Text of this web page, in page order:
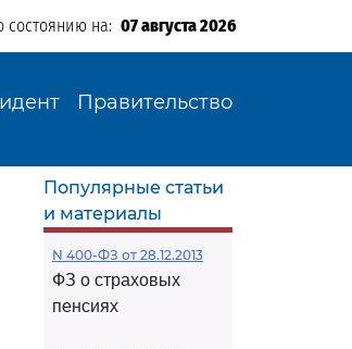
состоянию на: 07 августа 2026
Правительство
Популярные статьи
и материалы
N 400-ФЗ от 28.12.2013
ФЗ о страховых
пенсиях